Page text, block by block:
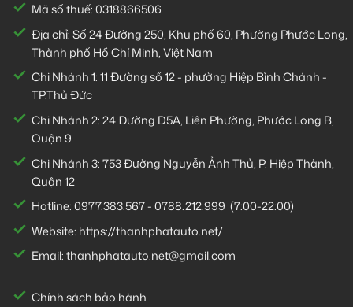
Mã số thuế: 0318866506
Địa chỉ: Số 24 Đường 250, Khu phố 60, Phường Phước Long,
Thành phố Hồ Chí Minh, Việt Nam
Chi Nhánh 1:11 Đường số 12 - phường Hiệp Bình Chánh -
TP.Thủ Đức
Chi Nhánh 2:24 Đường D5A, Liên Phường, Phước Long B,
Quận 9
Chi Nhánh 3:753 Đường Nguyễn Ảnh Thủ, P. Hiệp Thành,
Quận 12
Hotline:0977.383.567-0788.212.999 (7:00-22:00)
Website: https://thanhphatauto.net/
Email:thanhphatauto.net@gmail.com
Chính sách bảo hành